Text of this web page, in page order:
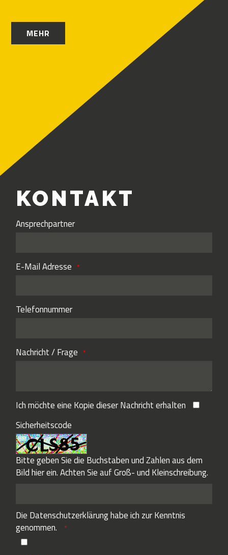
MEHR
KONTAKT
Ansprechpartner
E-Mail Adresse
Telefonnummer
Nachricht / Frage
Ich möchte eine Kopie dieser Nachricht erhalten
Sicherheitscode
Bitte geben Sie die Buchstaben und Zahlen aus dem
Bild hier ein. Achten Sie auf Groß- und Kleinschreibung.
Die Datenschutzerklärunghabe ich zur Kenntnis
genommen.